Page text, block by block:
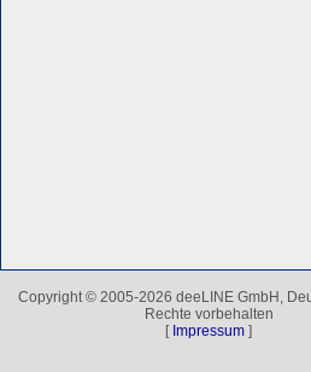
Copyright © 2005-2026 deeLINE GmbH,
Rechte vorbehalten
[ Impressum ]